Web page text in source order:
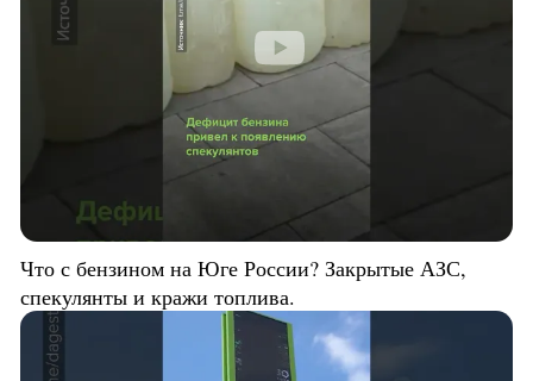
Что с бензином на Юге России? Закрытые АЗС,
спекулянты и кражи топлива.